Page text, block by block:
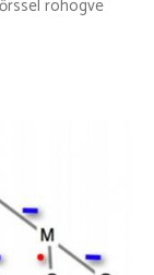
röhögve